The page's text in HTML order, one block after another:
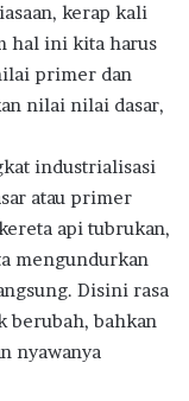
kerap kali
hal ini kita harus
primer dan
nilai nilai dasar,
industrialisasi
atau primer
api tubrukan,
mengundurkan
Disini rasa
berubah, bahkan
nyawanya